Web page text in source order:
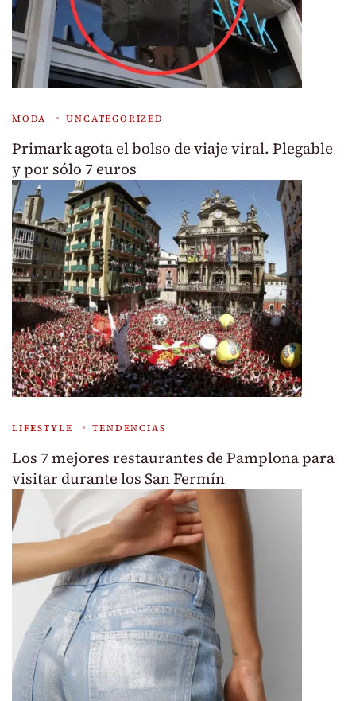
MODA UNCATEGORIZED
Primark agota el bolso de viaje viral. Plegable
y por sólo 7 euros
LIFESTYLE TENDENCIAS
Los 7 mejores restaurantes de Pamplona para
visitar durante los San Fermín